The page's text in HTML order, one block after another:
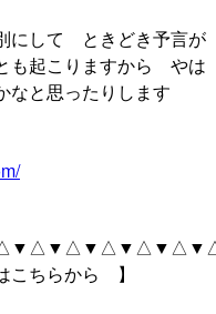
にして ときどき予言が
も起こりますから やは
と思ったりします
こちらから 】